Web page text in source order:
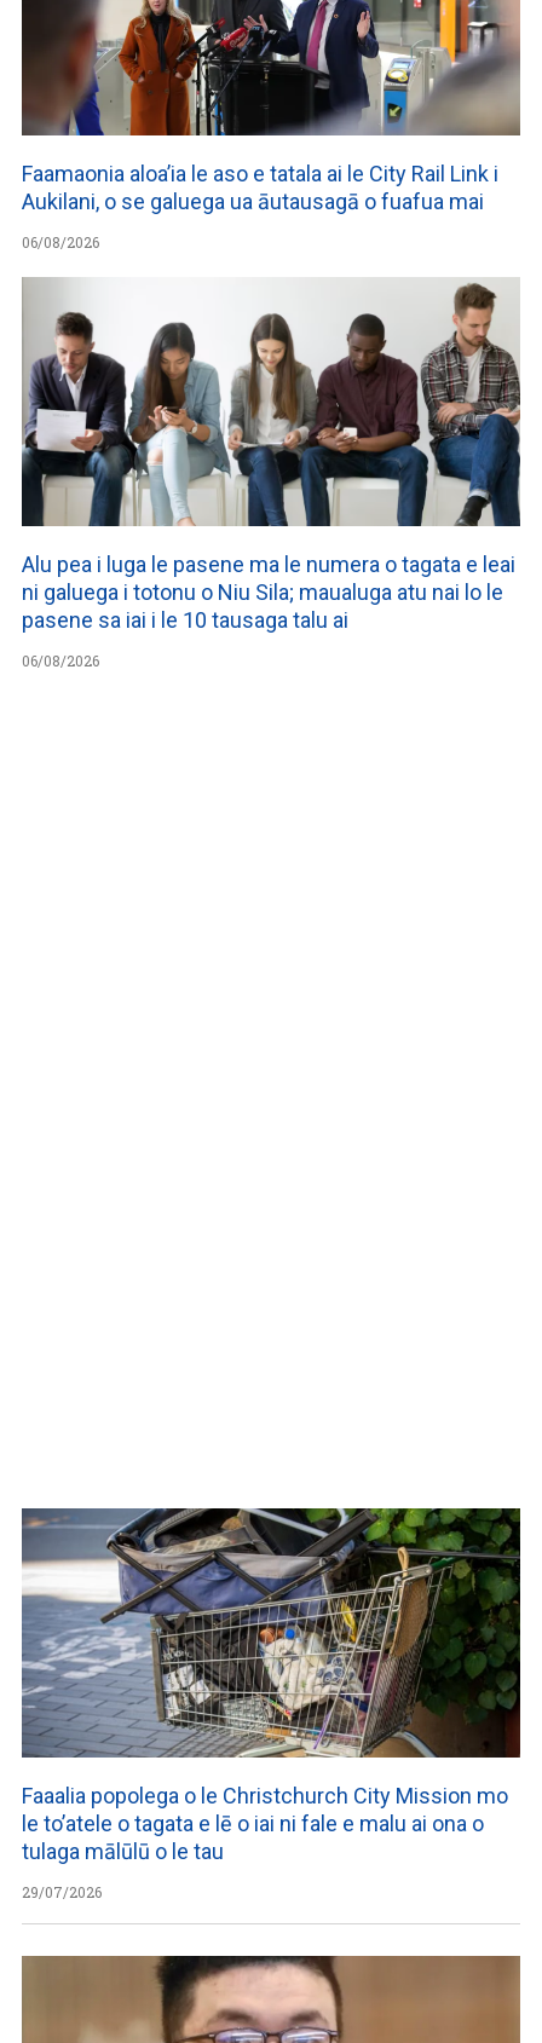
Faamaonia aloa’ia le aso e tatala ai le City Rail Link i
Aukilani, o se galuega ua āutausagā o fuafua mai
06/08/2026
Alu pea i luga le pasene ma le numera o tagata e leai
ni galuega i totonu o Niu Sila; maualuga atu nai lo le
pasene sa iai i le 10 tausaga talu ai
06/08/2026
Faaalia popolega o le Christchurch City Mission mo
le to’atele o tagata e lē o iai ni fale e malu ai ona o
tulaga mālūlū o le tau
29/07/2026